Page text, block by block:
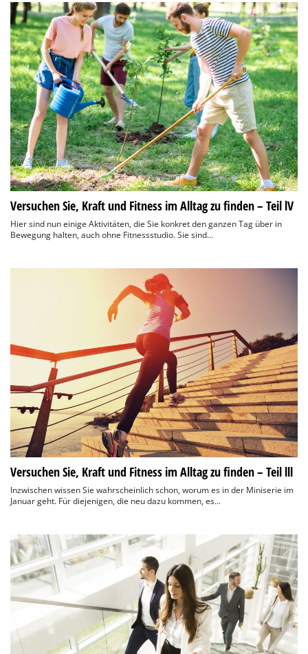
Versuchen Sie, Kraft und Fitness im Alltag zu finden – Teil lV
Hier sind nun einige Aktivitäten, die Sie konkret den ganzen Tag über in
Bewegung halten, auch ohne Fitnessstudio. Sie sind...
Versuchen Sie, Kraft und Fitness im Alltag zu finden – Teil lll
Inzwischen wissen Sie wahrscheinlich schon, worum es in der Miniserie im
Januar geht. Für diejenigen, die neu dazu kommen, es...